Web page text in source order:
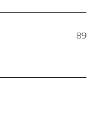
89